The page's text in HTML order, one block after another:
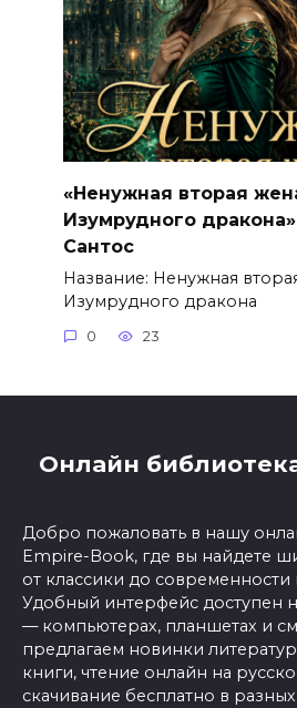
«Ненужная вторая
Изумрудного
Сантос
Название: Ненужная
Изумрудного дракона
0 23
Онлайн
Добро пожаловать в нашу
Empire-Book, где вы найдете
от классики до современности
Удобный интерфейс доступен
— компьютерах, планшетах и
предлагаем новинки
книги, чтение онлайн на
скачивание бесплатно в